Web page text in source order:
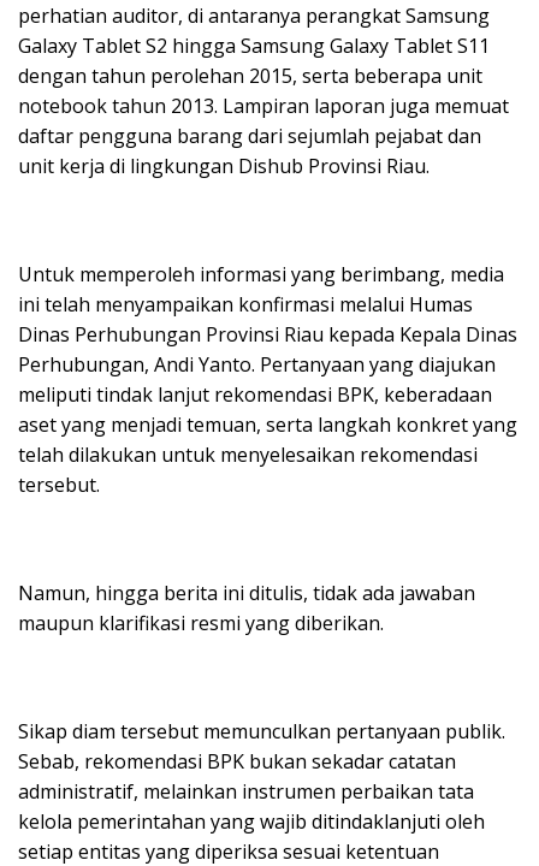
perhatian auditor, di antaranya perangkat Samsung
Galaxy Tablet S2 hingga Samsung Galaxy Tablet S11
dengan tahun perolehan 2015, serta beberapa unit
notebook tahun 2013. Lampiran laporan juga memuat
daftar pengguna barang dari sejumlah pejabat dan
unit kerja di lingkungan Dishub Provinsi Riau.
Untuk memperoleh informasi yang berimbang, media
ini telah menyampaikan konfirmasi melalui Humas
Dinas Perhubungan Provinsi Riau kepada Kepala Dinas
Perhubungan, Andi Yanto. Pertanyaan yang diajukan
meliputi tindak lanjut rekomendasi BPK, keberadaan
aset yang menjadi temuan, serta langkah konkret yang
telah dilakukan untuk menyelesaikan rekomendasi
tersebut.
Namun, hingga berita ini ditulis, tidak ada jawaban
maupun klarifikasi resmi yang diberikan.
Sikap diam tersebut memunculkan pertanyaan publik.
Sebab, rekomendasi BPK bukan sekadar catatan
administratif, melainkan instrumen perbaikan tata
kelola pemerintahan yang wajib ditindaklanjuti oleh
setiap entitas yang diperiksa sesuai ketentuan